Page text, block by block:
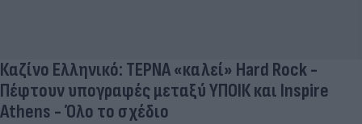
Καζίνο Ελληνικό: ΤΕΡΝΑ «καλεί» Hard Rock -
Πέφτουν υπογραφές μεταξύ ΥΠΟΙΚ και Inspire
Athens - Όλο το σχέδιο